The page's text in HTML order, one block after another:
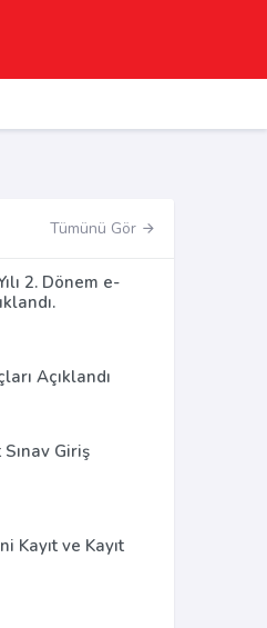
Tümünü Gör
2. Dönem e-
Açıklandı
Sınav Giriş
Kayıt ve Kayıt